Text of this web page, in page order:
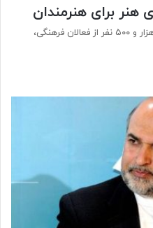
هنر برای هنرمندان
معاون صندوق اعتباری هنر از معرفی ۴ هزار و ۵۰۰ نفر از فعالان فرهنگی،